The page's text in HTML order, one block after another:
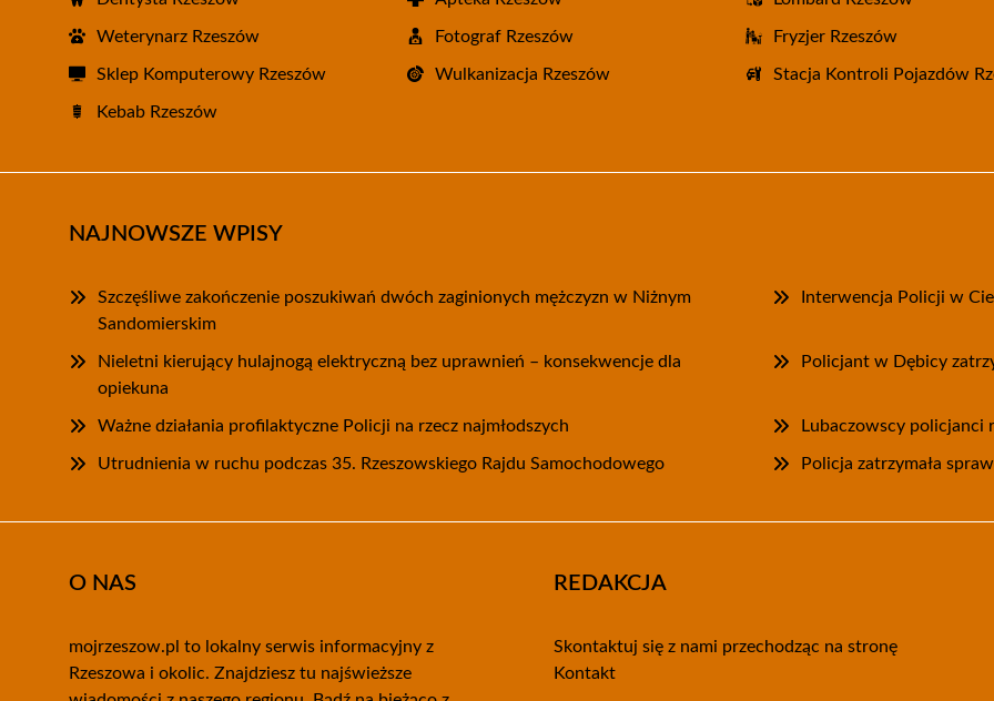
Weterynarz Rzeszów Fotograf Rzeszów Fryzjer Rzeszów
Sklep Komputerowy Rzeszów Wulkanizacja Rzeszów Stacja Kontroli Pojazdów
Kebab Rzeszów
NAJNOWSZE WPISY
Szczęśliwe zakończenie poszukiwań dwóch zaginionych mężczyzn w Niżnym
Sandomierskim
Interwencja Policji w
Nieletni kierujący hulajnogą elektryczną bez uprawnień – konsekwencje dla
opiekuna
Policjant w Dębicy
Ważne działania profilaktyczne Policji na rzecz najmłodszych Lubaczowscy policjanci
Utrudnienia w ruchu podczas 35. Rzeszowskiego Rajdu Samochodowego Policja zatrzymała
O NAS
mojrzeszow.pl to lokalny serwis informacyjny z
Rzeszowa i okolic. Znajdziesz tu najświeższe
REDAKCJA
Skontaktuj się z nami przechodząc na stronę
Kontakt